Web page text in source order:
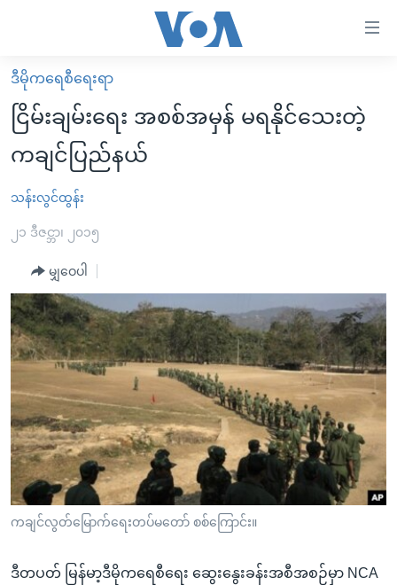
လွယ်ကူ
စေ
များ
ပင်မ
ကျော်
ကြည့်
ရန်
အ
ညွန်း
စာမျက်နှာ
ကျော်
ကြည့်
ရှာဖွေ
မူလစာမျက်နှာ
မြန်မာ
ကမ္ဘာ့သတင်းများ
နိုင်ငံတကာ
အစ္စရေး-ပါလက်စတိုင်း
ဗွီဒီယို
အင်္ဂလိပ်စာလေ့လာမယ်
အမေရိကန်သုံးအီဒီယံ
မကြေးမုံရဲ့ အင်္ဂလိပ်စာ
ရုပ်ရှင်ထဲက အင်္ဂလိပ်စာ
သုတပဒေသာ အင်္ဂလိပ်စာ
အပတ်စဉ်ကဏ္ဍများ
ရေဒီယို
ရေဒီယိုနှင့်ရုပ်သံ အချက်အလက်များ
ရေဒီယို/တီဗွီအစီအစဉ်
Learning English
ဗွီအိုအေ လူမှုကွန်ယက်များ
ဘာသာစကားများ
ဒီမိုကရေစီရေးရာ
ငြိမ်းချမ်းရေး အစစ်အမှန် မရနိုင်သေးတဲ့
ကချင်ပြည်နယ်
သန်းလွင်ထွန်း
၂၁ ဒီဇင္ဘာ၊ ၂၀၁၅
မျှဝေပါ
ကချင်လွတ်မြောက်ရေးတပ်မတော် စစ်ကြောင်း။
ဒီတပတ် မြန်မာ့ဒီမိုကရေစီရေး ဆွေးနွေးခန်းအစီအစဉ်မှာ NCA